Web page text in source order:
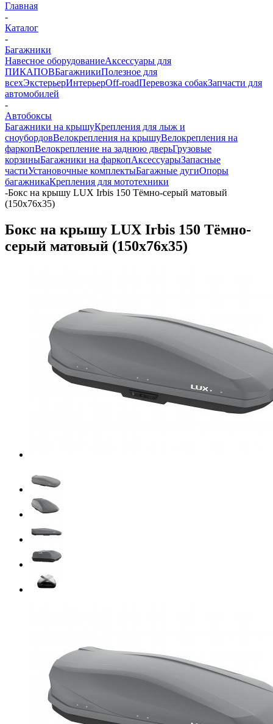
Главная
-
Каталог
-
Багажники
Навесное оборудованиеАксессуары для
ПИКАПОВБагажникиПолезное для
всехЭкстерьерИнтерьерOff-roadПеревозка собакЗапчасти для
автомобилей
-
Автобоксы
Багажники на крышуКрепления для лыж и
сноубордовВелокрепления на крышуВелокрепления на
фаркопВелокрепление на заднюю дверьГрузовые
корзиныБагажники на фаркопАксессуарыЗапасные
частиУстановочные комплектыБагажные дугиОпоры
багажникаКрепления для мототехники
-Бокс на крышу LUX Irbis 150 Тёмно-серый матовый
(150х76х35)
Бокс на крышу LUX Irbis 150 Тёмно-
серый матовый (150х76х35)